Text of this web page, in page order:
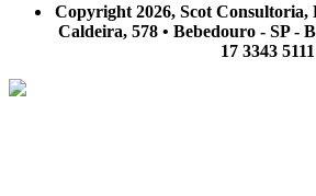
Copyright 2026, Scot
Caldeira, 578 • Bebedouro - SP -
17 3343 5111